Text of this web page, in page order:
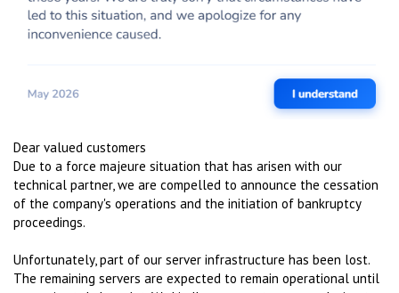
Dear valued customers
Due to a force majeure situation that has arisen with our
technical partner, we are compelled to announce the cessation
of the company's operations and the initiation of bankruptcy
proceedings.
Unfortunately, part of our server infrastructure has been lost.
The remaining servers are expected to remain operational until